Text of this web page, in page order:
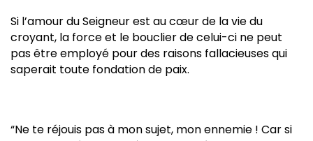
Si l’amour du Seigneur est au cœur de la vie du
croyant, la force et le bouclier de celui-ci ne peut
pas être employé pour des raisons fallacieuses qui
saperait toute fondation de paix.
“Ne te réjouis pas à mon sujet, mon ennemie ! Car si